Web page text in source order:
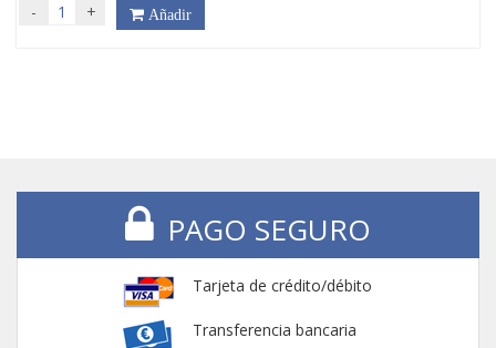
- + Añadir
PAGO SEGURO
Tarjeta de crédito/débito
Transferencia bancaria